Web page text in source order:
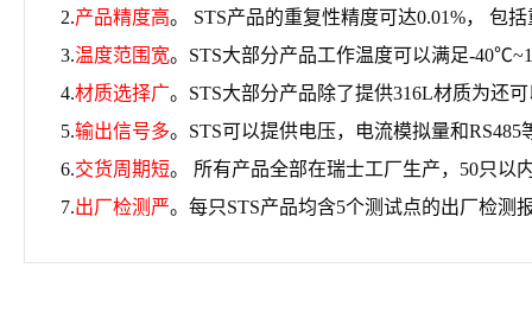
2.产品精度高。 STS产品的重复性精度可达0.01%， 包
3.温度范围宽。STS大部分产品工作温度可以满足-
4.材质选择广。STS大部分产品除了提供316L材质为还
5.输出信号多。STS可以提供电压，电流模拟量和RS485
6.交货周期短。 所有产品全部在瑞士工厂生产，50只以
7.出厂检测严。每只STS产品均含5个测试点的出厂检测